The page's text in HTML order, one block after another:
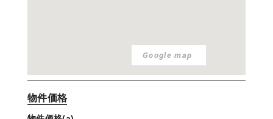
Google map
物件価格